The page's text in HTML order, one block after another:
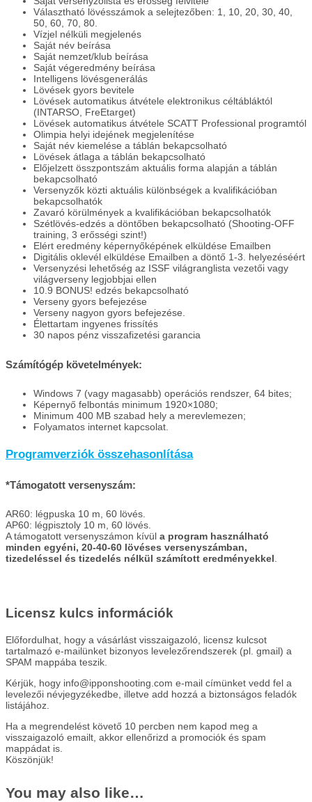
Választható lövésszámok a selejtezőben: 1, 10, 20, 30, 40,
50, 60, 70, 80.
Vízjel nélküli megjelenés
Saját név beírása
Saját nemzet/klub beírása
Saját végeredmény beírása
Intelligens lövésgenerálás
Lövések gyors bevitele
Lövések automatikus átvétele elektronikus céltábláktól
(INTARSO, FreEtarget)
Lövések automatikus átvétele SCATT Professional programtól
Olimpia helyi idejének megjelenítése
Saját név kiemelése a táblán bekapcsolható
Lövések átlaga a táblán bekapcsolható
Előjelzett összpontszám aktuális forma alapján a táblán
bekapcsolható
Versenyzők közti aktuális különbségek a kvalifikációban
bekapcsolhatók
Zavaró körülmények a kvalifikációban bekapcsolhatók
Szétlövés-edzés a döntőben bekapcsolható (Shooting-OFF
training, 3 erősségi szint!)
Elért eredmény képernyőképének elküldése Emailben
Digitális oklevél elküldése Emailben a döntő 1-3. helyezéséért
Versenyzési lehetőség az ISSF világranglista vezetői vagy
világverseny legjobbjai ellen
10.9 BONUS! edzés bekapcsolható
Verseny gyors befejezése
Verseny nagyon gyors befejezése.
Élettartam ingyenes frissítés
30 napos pénz visszafizetési garancia
Számítógép követelmények:
Windows 7 (vagy magasabb) operációs rendszer, 64 bites;
Képernyő felbontás minimum 1920×1080;
Minimum 400 MB szabad hely a merevlemezen;
Folyamatos internet kapcsolat.
Programverziók összehasonlítása
*Támogatott versenyszám:
AR60: légpuska 10 m, 60 lövés.
AP60: légpisztoly 10 m, 60 lövés.
A támogatott versenyszámon kívül a program használható
minden egyéni, 20-40-60 lövéses versenyszámban,
tizedeléssel és tizedelés nélkül számított eredményekkel.
Licensz kulcs információk
Előfordulhat, hogy a vásárlást visszaigazoló, licensz kulcsot
tartalmazó e-mailünket bizonyos levelezőrendszerek (pl. gmail) a
SPAM mappába teszik.
Kérjük, hogy info@ipponshooting.com e-mail címünket vedd fel a
levelezői névjegyzékedbe, illetve add hozzá a biztonságos feladók
listájához.
Ha a megrendelést követő 10 percben nem kapod meg a
visszaigazoló emailt, akkor ellenőrizd a promociók és spam
mappádat is.
Köszönjük!
You may also like…